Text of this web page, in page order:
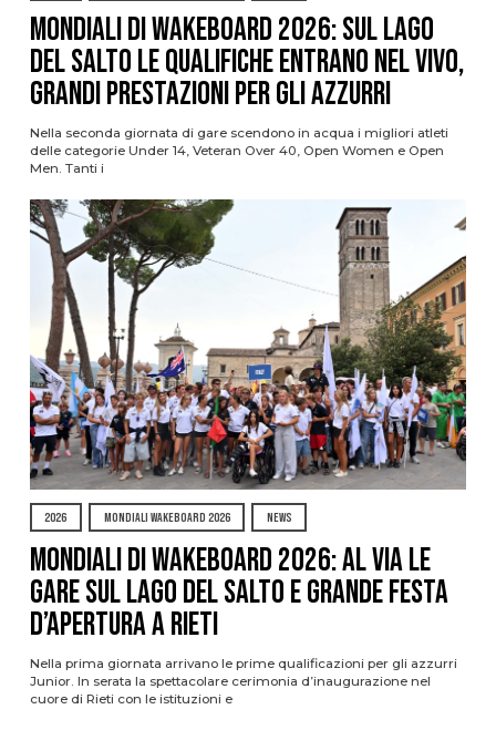
Mondiali di Wakeboard 2026: sul Lago
del Salto le qualifiche entrano nel vivo,
grandi prestazioni per gli azzurri
Nella seconda giornata di gare scendono in acqua i migliori atleti
delle categorie Under 14, Veteran Over 40, Open Women e Open
Men. Tanti i
2026 MONDIALI WAKEBOARD 2026 NEWS
Mondiali di Wakeboard 2026: al via le
gare sul Lago del Salto e grande festa
d’apertura a Rieti
Nella prima giornata arrivano le prime qualificazioni per gli azzurri
Junior. In serata la spettacolare cerimonia d’inaugurazione nel
cuore di Rieti con le istituzioni e